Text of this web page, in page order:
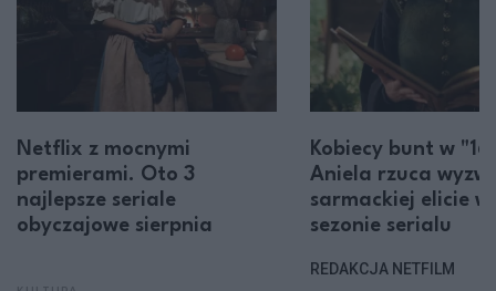
Netflix z mocnymi
premierami. Oto 3
najlepsze seriale
obyczajowe sierpnia
Kobiecy bunt w
Aniela rzuca
sarmackiej elicie w
sezonie serialu
REDAKCJA NETFILM